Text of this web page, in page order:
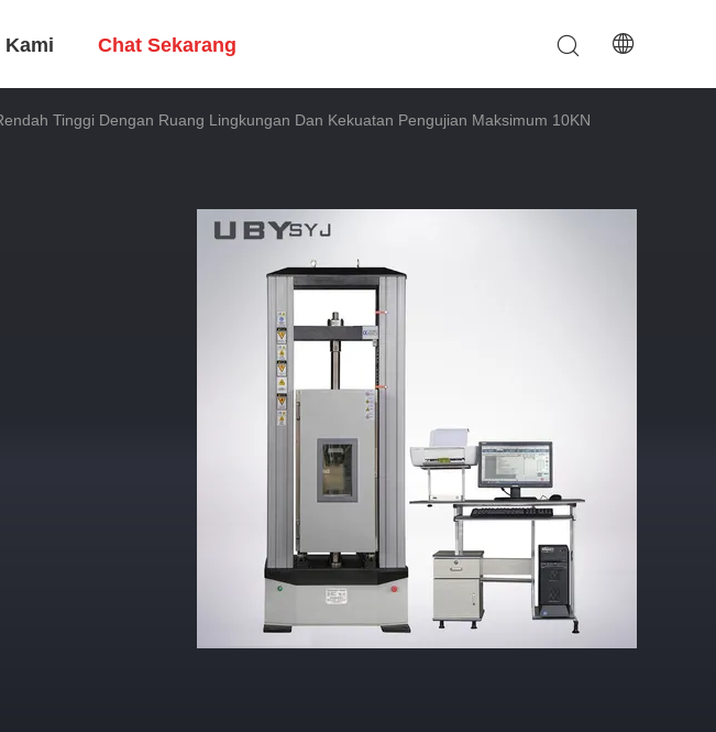
Kami Chat Sekarang
Tinggi Dengan Ruang Lingkungan Dan Kekuatan Pengujian Maksimum 10KN